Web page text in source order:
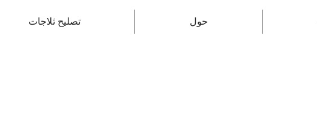
تصليح ثلاجات حول